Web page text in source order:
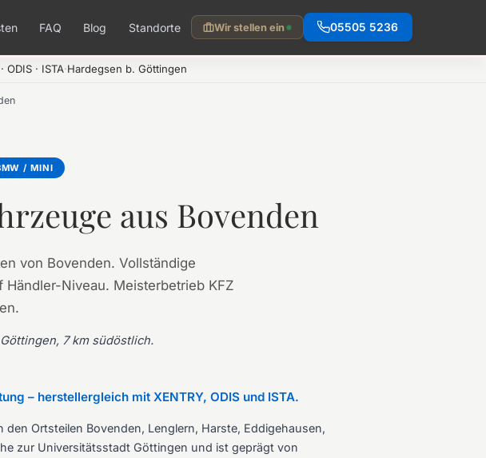
FAQ Blog Standorte Wir stellen ein 05505 5236
ODIS · ISTA·Hardegsen b. Göttingen
/ MINI
aus Bovenden
von Bovenden. Vollständige
Niveau. Meisterbetrieb KFZ
7 km südöstlich.
– herstellergleich mit XENTRY, ODIS und ISTA.
Ortsteilen Bovenden, Lenglern, Harste, Eddigehausen,
zur Universitätsstadt Göttingen und ist geprägt von